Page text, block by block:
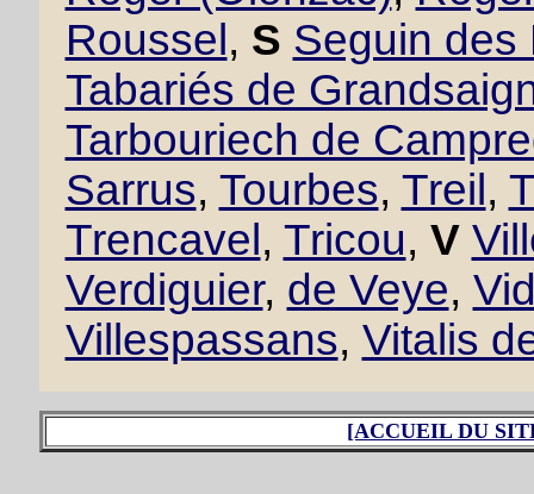
Roussel , S Seguin des
Tabariés de
Tarbouriech de
Sarrus, Tourbes, Treil ,
Trencavel , Tricou, V
Verdiguier, de Veye,
Villespassans, Vitalis
[ACCUEIL DU